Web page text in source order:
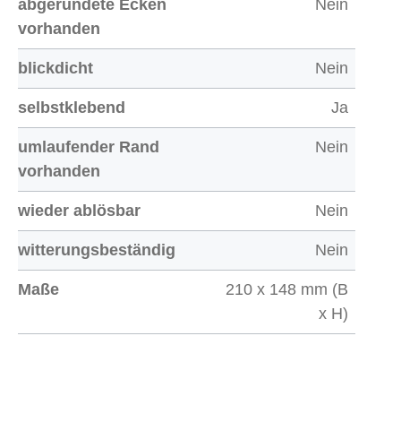
abgerundete Ecken
vorhanden
Nein
blickdicht Nein
selbstklebend Ja
umlaufender Rand
vorhanden
Nein
wieder ablösbar Nein
witterungsbeständig Nein
Maße
210 x 148 mm (B
x H)